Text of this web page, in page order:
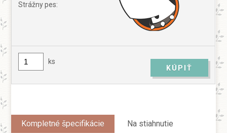
Strážny pes:
ks
Kompletné špecifikácie
Na stiahnutie